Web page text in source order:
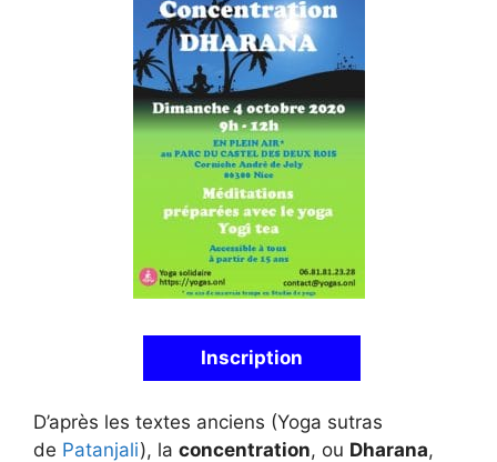
Inscription
D’après les textes anciens (Yoga sutras
de Patanjali), la concentration, ou Dharana,